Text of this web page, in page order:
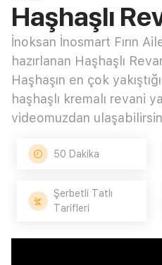
Haşhaşlı
İnoksan İnosmart Fırın
hazırlanan Haşhaşlı
Haşhaşın en çok
haşhaşlı kremalı revani
videomuzdan
50 Dakika
Şerbetli Tatlı
Tarifleri